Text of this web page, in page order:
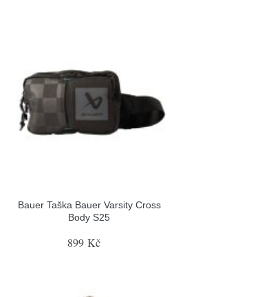
Bauer Taška Bauer Varsity Cross
Body S25
899 Kč